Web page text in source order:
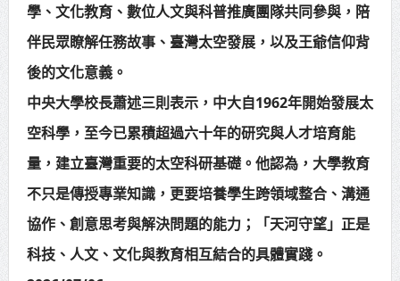
學、文化教育、數位人文與科普推廣團隊共同參與，陪
伴民眾瞭解任務故事、臺灣太空發展，以及王爺信仰背
後的文化意義。
中央大學校長蕭述三則表示，中大自1962年開始發展太
空科學，至今已累積超過六十年的研究與人才培育能
量，建立臺灣重要的太空科研基礎。他認為，大學教育
不只是傳授專業知識，更要培養學生跨領域整合、溝通
協作、創意思考與解決問題的能力；「天河守望」正是
科技、人文、文化與教育相互結合的具體實踐。